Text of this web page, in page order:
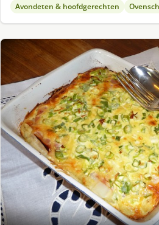
Avondeten & hoofdgerechten